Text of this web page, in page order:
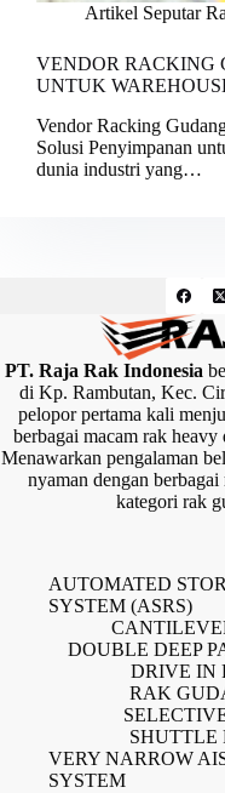
Artikel Seputar
VENDOR RACKING
UNTUK
Vendor Racking
Solusi Penyimpanan
dunia industri yang…
PT. Raja Rak Indonesia
di Kp. Rambutan, Kec.
pelopor pertama kali
berbagai macam rak
Menawarkan pengalaman
nyaman dengan
kategori rak
AUTOMATED
SYSTEM (ASRS)
DOUBLE DEEP
DRIVE IN
RAK
SHUTTLE
VERY NARROW
SYSTEM